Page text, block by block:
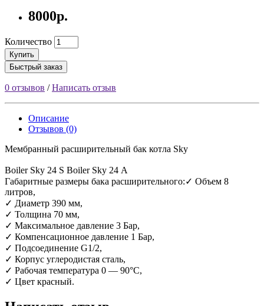
8000р.
Количество
Купить
Быстрый заказ
0 отзывов /Написать отзыв
Описание
Отзывов (0)
Мембранный расширительный бак котла Sky
Boiler Sky 24 S Boiler Sky 24 А
Габаритные размеры бака расширительного:✓ Объем 8
литров,
✓ Диаметр 390 мм,
✓ Толщина 70 мм,
✓ Максимальное давление 3 Бар,
✓ Компенсационное давление 1 Бар,
✓ Подсоединение G1/2,
✓ Корпус углеродистая сталь,
✓ Рабочая температура 0 — 90°С,
✓ Цвет красный.